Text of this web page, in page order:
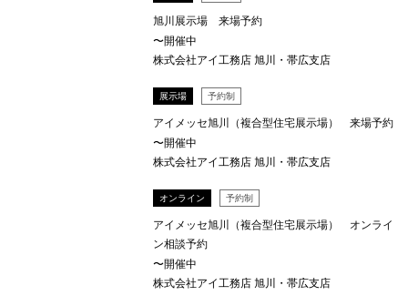
旭川展示場 来場予約
〜開催中
株式会社アイ工務店 旭川・帯広支店
展示場 予約制
アイメッセ旭川（複合型住宅展示場） 来場予約
〜開催中
株式会社アイ工務店 旭川・帯広支店
オンライン 予約制
アイメッセ旭川（複合型住宅展示場） オンライ
ン相談予約
〜開催中
株式会社アイ工務店 旭川・帯広支店